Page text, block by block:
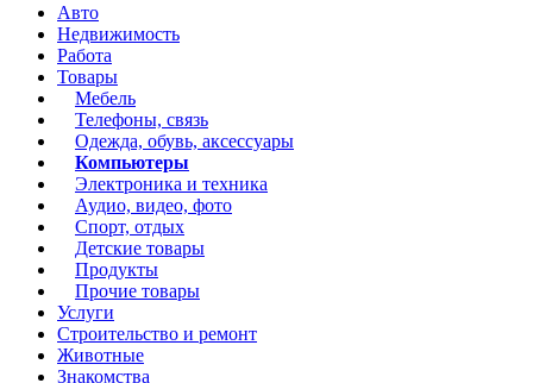
Авто
Недвижимость
Работа
Товары
Мебель
Телефоны, связь
Одежда, обувь, аксессуары
Компьютеры
Электроника и техника
Аудио, видео, фото
Спорт, отдых
Детские товары
Продукты
Прочие товары
Услуги
Строительство и ремонт
Животные
Знакомства